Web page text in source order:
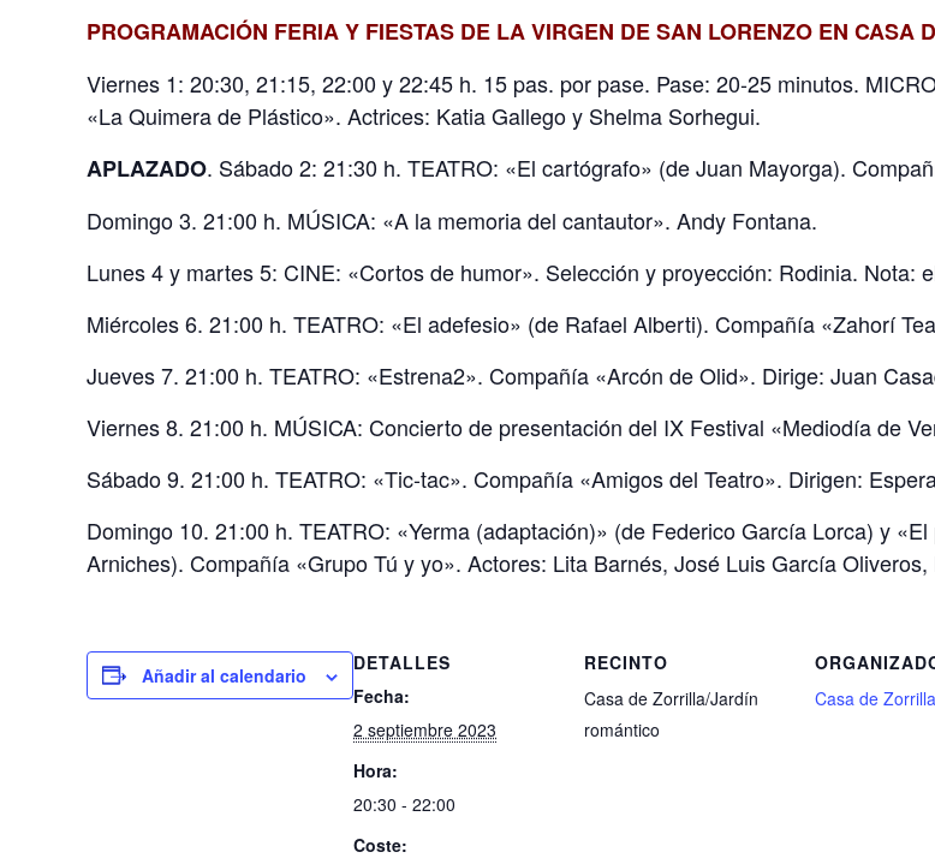
PROGRAMACIÓN FERIA Y FIESTAS DE LA VIRGEN DE SAN LORENZO EN CASA
Viernes 1: 20:30, 21:15, 22:00 y 22:45 h. 15 pas. por pase. Pase: 20-25 minutos.
«La Quimera de Plástico». Actrices: Katia Gallego y Shelma Sorhegui.
APLAZADO. Sábado 2: 21:30 h. TEATRO: «El cartógrafo» (de Juan Mayorga).
Domingo 3. 21:00 h. MÚSICA: «A la memoria del cantautor». Andy Fontana.
Lunes 4 y martes 5: CINE: «Cortos de humor». Selección y proyección: Rodinia. Nota:
Miércoles 6. 21:00 h. TEATRO: «El adefesio» (de Rafael Alberti). Compañía «Zahorí
Jueves 7. 21:00 h. TEATRO: «Estrena2». Compañía «Arcón de Olid». Dirige: Juan
Viernes 8. 21:00 h. MÚSICA: Concierto de presentación del IX Festival «Mediodía de
Sábado 9. 21:00 h. TEATRO: «Tic-tac». Compañía «Amigos del Teatro». Dirigen:
Domingo 10. 21:00 h. TEATRO: «Yerma (adaptación)» (de Federico García Lorca) y
Arniches). Compañía «Grupo Tú y yo». Actores: Lita Barnés, José Luis García
Añadir al calendario
DETALLES
Fecha:
2 septiembre 2023
Hora:
20:30 - 22:00
Coste:
RECINTO
Casa de Zorrilla/Jardín
romántico
Casa de Zorrilla